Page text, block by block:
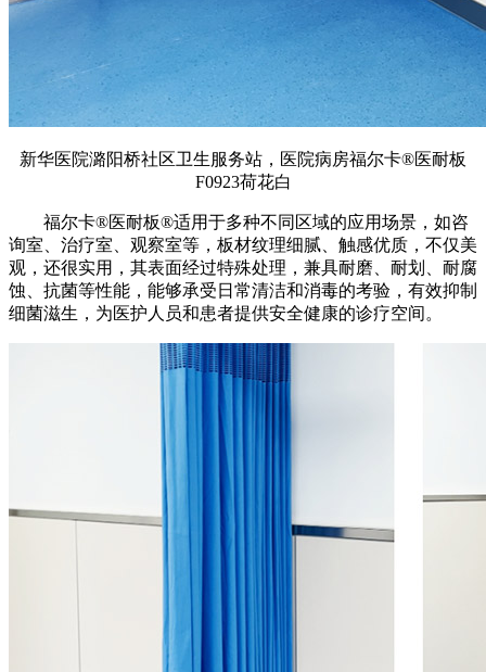
新华医院潞阳桥社区卫生服务站，医院病房福尔卡®医耐板
F0923荷花白
福尔卡®医耐板®适用于多种不同区域的应用场景，如咨
询室、治疗室、观察室等，板材纹理细腻、触感优质，不仅美
观，还很实用，其表面经过特殊处理，兼具耐磨、耐划、耐腐
蚀、抗菌等性能，能够承受日常清洁和消毒的考验，有效抑制
细菌滋生，为医护人员和患者提供安全健康的诊疗空间。